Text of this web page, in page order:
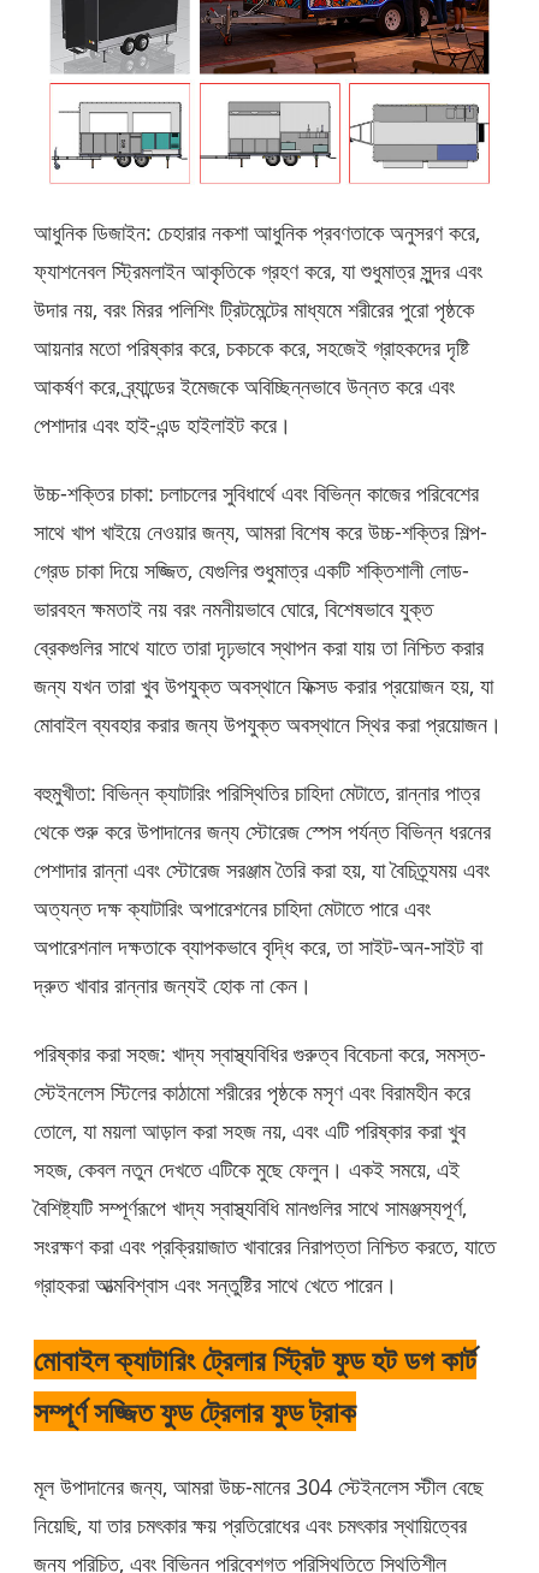
আধুনিক ডিজাইন: চেহারার নকশা আধুনিক প্রবণতাকে অনুসরণ করে,
ফ্যাশনেবল স্ট্রিমলাইন আকৃতিকে গ্রহণ করে, যা শুধুমাত্র সুন্দর এবং
উদার নয়, বরং মিরর পলিশিং ট্রিটমেন্টের মাধ্যমে শরীরের পুরো পৃষ্ঠকে
আয়নার মতো পরিষ্কার করে, চকচকে করে, সহজেই গ্রাহকদের দৃষ্টি
আকর্ষণ করে, ব্র্যান্ডের ইমেজকে অবিচ্ছিন্নভাবে উন্নত করে এবং
পেশাদার এবং হাই-এন্ড হাইলাইট করে।
উচ্চ-শক্তির চাকা: চলাচলের সুবিধার্থে এবং বিভিন্ন কাজের পরিবেশের
সাথে খাপ খাইয়ে নেওয়ার জন্য, আমরা বিশেষ করে উচ্চ-শক্তির শিল্প-
গ্রেড চাকা দিয়ে সজ্জিত, যেগুলির শুধুমাত্র একটি শক্তিশালী লোড-
ভারবহন ক্ষমতাই নয় বরং নমনীয়ভাবে ঘোরে, বিশেষভাবে যুক্ত
ব্রেকগুলির সাথে যাতে তারা দৃঢ়ভাবে স্থাপন করা যায় তা নিশ্চিত করার
জন্য যখন তারা খুব উপযুক্ত অবস্থানে ফিক্সড করার প্রয়োজন হয়, যা
মোবাইল ব্যবহার করার জন্য উপযুক্ত অবস্থানে স্থির করা প্রয়োজন।
বহুমুখীতা: বিভিন্ন ক্যাটারিং পরিস্থিতির চাহিদা মেটাতে, রান্নার পাত্র
থেকে শুরু করে উপাদানের জন্য স্টোরেজ স্পেস পর্যন্ত বিভিন্ন ধরনের
পেশাদার রান্না এবং স্টোরেজ সরঞ্জাম তৈরি করা হয়, যা বৈচিত্র্যময় এবং
অত্যন্ত দক্ষ ক্যাটারিং অপারেশনের চাহিদা মেটাতে পারে এবং
অপারেশনাল দক্ষতাকে ব্যাপকভাবে বৃদ্ধি করে, তা সাইট-অন-সাইট বা
দ্রুত খাবার রান্নার জন্যই হোক না কেন।
পরিষ্কার করা সহজ: খাদ্য স্বাস্থ্যবিধির গুরুত্ব বিবেচনা করে, সমস্ত-
স্টেইনলেস স্টিলের কাঠামো শরীরের পৃষ্ঠকে মসৃণ এবং বিরামহীন করে
তোলে, যা ময়লা আড়াল করা সহজ নয়, এবং এটি পরিষ্কার করা খুব
সহজ, কেবল নতুন দেখতে এটিকে মুছে ফেলুন। একই সময়ে, এই
বৈশিষ্ট্যটি সম্পূর্ণরূপে খাদ্য স্বাস্থ্যবিধি মানগুলির সাথে সামঞ্জস্যপূর্ণ,
সংরক্ষণ করা এবং প্রক্রিয়াজাত খাবারের নিরাপত্তা নিশ্চিত করতে, যাতে
গ্রাহকরা আত্মবিশ্বাস এবং সন্তুষ্টির সাথে খেতে পারেন।
মোবাইল ক্যাটারিং ট্রেলার স্ট্রিট ফুড হট ডগ কার্ট
সম্পূর্ণ সজ্জিত ফুড ট্রেলার ফুড ট্রাক
মূল উপাদানের জন্য, আমরা উচ্চ-মানের 304 স্টেইনলেস স্টীল বেছে
নিয়েছি, যা তার চমৎকার ক্ষয় প্রতিরোধের এবং চমৎকার স্থায়িত্বের
জন্য পরিচিত, এবং বিভিন্ন পরিবেশগত পরিস্থিতিতে স্থিতিশীল